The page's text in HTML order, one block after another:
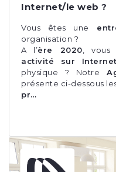
Internet/le web ?
Vous êtes une
organisation ?
A l’ère 2020 ,
activité sur Internet
physique ? Notre
présente ci-dessous
pr…